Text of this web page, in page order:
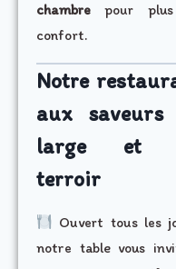
chambre pour
confort.
Notre
aux saveurs
large et
terroir
Ouvert tous les
notre table vous